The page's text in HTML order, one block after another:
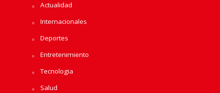
Actualidad
Internacionales
Deportes
Entretenimiento
Tecnologia
Salud